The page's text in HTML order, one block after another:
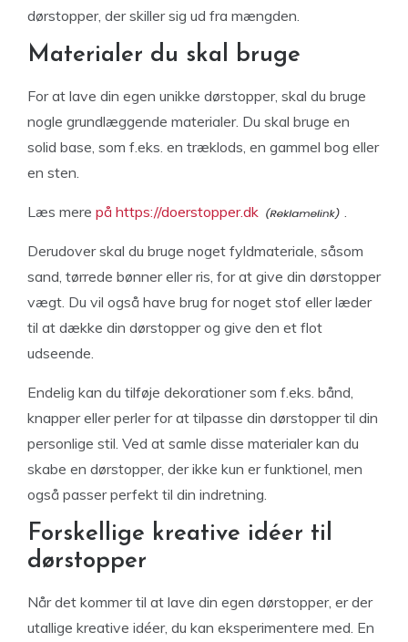
dørstopper, der skiller sig ud fra mængden.
Materialer du skal bruge
For at lave din egen unikke dørstopper, skal du bruge
nogle grundlæggende materialer. Du skal bruge en
solid base, som f.eks. en træklods, en gammel bog eller
en sten.
Læs mere på https://doerstopper.dk
Derudover skal du bruge noget fyldmateriale, såsom
sand, tørrede bønner eller ris, for at give din dørstopper
vægt. Du vil også have brug for noget stof eller læder
til at dække din dørstopper og give den et flot
udseende.
Endelig kan du tilføje dekorationer som f.eks. bånd,
knapper eller perler for at tilpasse din dørstopper til din
personlige stil. Ved at samle disse materialer kan du
skabe en dørstopper, der ikke kun er funktionel, men
også passer perfekt til din indretning.
Forskellige kreative idéer til
dørstopper
Når det kommer til at lave din egen dørstopper, er der
utallige kreative idéer, du kan eksperimentere med. En